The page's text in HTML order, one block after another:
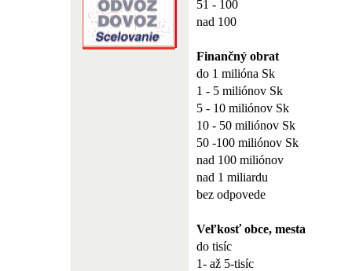
51 - 100
nad 100
Finančný obrat
do 1 milióna Sk
1 - 5 miliónov Sk
5 - 10 miliónov Sk
10 - 50 miliónov Sk
50 -100 miliónov Sk
nad 100 miliónov
nad 1 miliardu
bez odpovede
Veľkosť obce, mesta
do tisíc
1- až 5-tisíc